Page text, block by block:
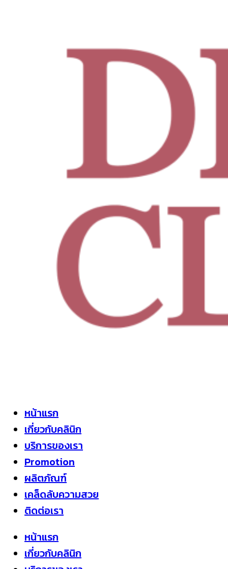
หน้าแรก
เกี่ยวกับคลินิก
บริการของเรา
Promotion
ผลิตภัณฑ์
เคล็ดลับความสวย
ติดต่อเรา
หน้าแรก
เกี่ยวกับคลินิก